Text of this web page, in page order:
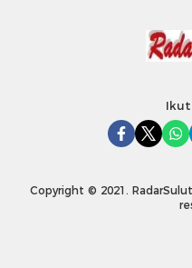
Copyright © 2021.